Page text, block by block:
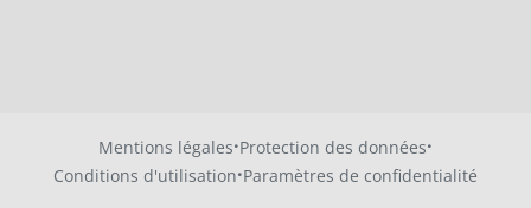
Mentions légales·Protection des données·
Conditions d'utilisation·Paramètres de confidentialité